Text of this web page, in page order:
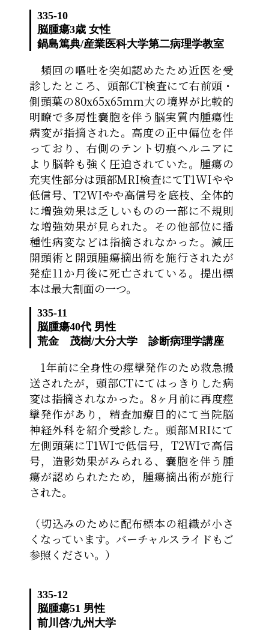
335-10
脳腫瘍3歳 女性
鍋島篤典/産業医科大学第二病理学教室
頻回の嘔吐を突如認めたため近医を受
診したところ、頭部CT検査にて右前頭・
側頭葉の80x65x65mm大の境界が比較的
明瞭で多房性嚢胞を伴う脳実質内腫瘍性
病変が指摘された。高度の正中偏位を伴
っており、右側のテント切痕ヘルニアに
より脳幹も強く圧迫されていた。腫瘍の
充実性部分は頭部MRI検査にてT1WIやや
低信号、T2WIやや高信号を底枝、全体的
に増強効果は乏しいものの一部に不規則
な増強効果が見られた。その他部位に播
種性病変などは指摘されなかった。減圧
開頭術と開頭腫瘍摘出術を施行されたが
発症11か月後に死亡されている。提出標
本は最大割面の一つ。
335-11
脳腫瘍40代 男性
荒金 茂樹/大分大学 診断病理学講座
1年前に全身性の痙攣発作のため救急搬
送されたが，頭部CTにてはっきりした病
変は指摘されなかった。8ヶ月前に再度痙
攣発作があり，精査加療目的にて当院脳
神経外科を紹介受診した。頭部MRIにて
左側頭葉にT1WIで低信号，T2WIで高信
号，造影効果がみられる、嚢胞を伴う腫
瘍が認められたため，腫瘍摘出術が施行
された。
（切込みのために配布標本の組織が小さ
くなっています。バーチャルスライドもご
参照ください。）
335-12
脳腫瘍51 男性
前川啓/九州大学